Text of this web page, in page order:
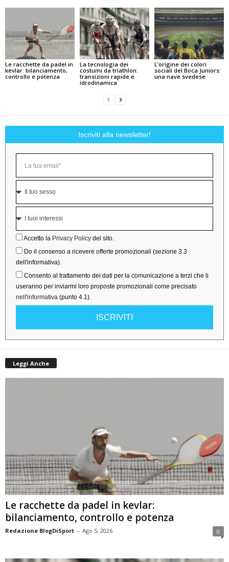
Le racchette da padel in
kevlar: bilanciamento,
controllo e potenza
La tecnologia dei
costumi da triathlon:
transizioni rapide e
idrodinamica
L’origine dei colori
sociali del Boca Juniors:
una nave svedese
Iscriviti alla newsletter!
Accetto la Privacy Policy del sito.
Do il consenso a ricevere offerte promozionali (sezione 3.3
dell'informativa).
Consento al trattamento dei dati per la comunicazione a terzi che li
useranno per inviarmi loro proposte promozionali come precisato
nell'informativa (punto 4.1).
ISCRIVITI
Leggi Anche
Le racchette da padel in kevlar:
bilanciamento, controllo e potenza
Redazione BlogDiSport - Ago 5, 2026 0